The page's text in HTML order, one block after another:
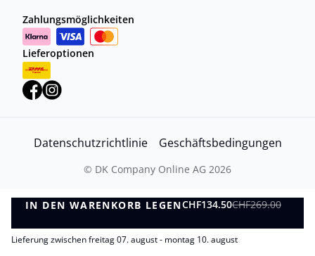
IN DEN WARENKORB LEGENCHF134.50CHF269.00
IN DEN WARENKORB LEGEN
Lieferung zwischen freitag 07. august - montag 10. august
Zahlungsmöglichkeiten
Lieferoptionen
Datenschutzrichtlinie Geschäftsbedingungen
© DK Company Online AG 2026